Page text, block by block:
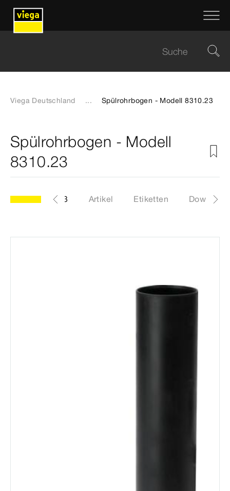
Viega Deutschland ... Spülrohrbogen - Modell 8310.23
Spülrohrbogen - Modell
8310.23
Modell 8310.23 Artikel Etiketten